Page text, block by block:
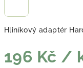
Hliníkový adaptér
196 Kč /